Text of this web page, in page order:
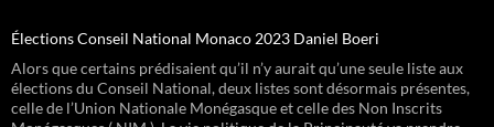
Élections Conseil National Monaco 2023 Daniel Boeri
Alors que certains prédisaient qu’il n’y aurait qu’une seule liste aux
élections du Conseil National, deux listes sont désormais présentes,
celle de l’Union Nationale Monégasque et celle des Non Inscrits